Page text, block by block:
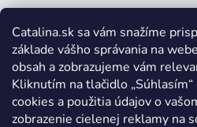
Catalina.sk sa vám snažíme
základe vášho správania na
obsah a zobrazujeme vám
Kliknutím na tlačidlo
cookies a použitia údajov o
zobrazenie cielenej reklamy na
Sledovať na